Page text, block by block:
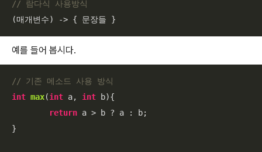
// 람다식 사용방식
(매개변수) -> { 문장들 }
예를 들어 봅시다.
// 기존 메소드 사용 방식
int max(int a, int b){
return a > b ? a : b;
}